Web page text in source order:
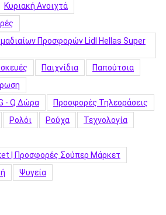
Κυριακή Ανοιχτά
Προσφορών Lidl Hellas Super
Παιχνίδια
Παπούτσια
- Q Δώρα
Προσφορές Τηλεοράσεις
Ρολόι Ρούχα
Τεχνολογία
| Προσφορές Σούπερ Μάρκετ
Ψυγεία